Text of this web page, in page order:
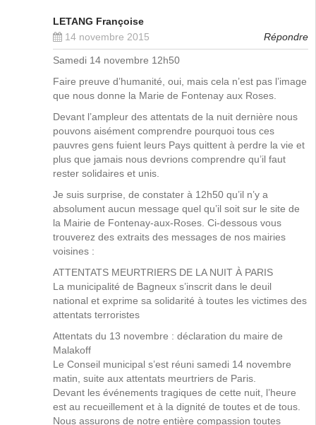
LETANG Françoise
14 novembre 2015
Répondre
Samedi 14 novembre 12h50
Faire preuve d’humanité, oui, mais cela n’est pas l’image
que nous donne la Marie de Fontenay aux Roses.
Devant l’ampleur des attentats de la nuit dernière nous
pouvons aisément comprendre pourquoi tous ces
pauvres gens fuient leurs Pays quittent à perdre la vie et
plus que jamais nous devrions comprendre qu’il faut
rester solidaires et unis.
Je suis surprise, de constater à 12h50 qu’il n’y a
absolument aucun message quel qu’il soit sur le site de
la Mairie de Fontenay-aux-Roses. Ci-dessous vous
trouverez des extraits des messages de nos mairies
voisines :
ATTENTATS MEURTRIERS DE LA NUIT À PARIS
La municipalité de Bagneux s’inscrit dans le deuil
national et exprime sa solidarité à toutes les victimes des
attentats terroristes
Attentats du 13 novembre : déclaration du maire de
Malakoff
Le Conseil municipal s’est réuni samedi 14 novembre
matin, suite aux attentats meurtriers de Paris.
Devant les événements tragiques de cette nuit, l’heure
est au recueillement et à la dignité de toutes et de tous.
Nous assurons de notre entière compassion toutes